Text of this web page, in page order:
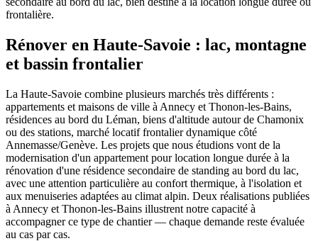
frontalière.
Rénover en Haute-Savoie : lac, montagne
et bassin frontalier
La Haute-Savoie combine plusieurs marchés très différents :
appartements et maisons de ville à Annecy et Thonon-les-Bains,
résidences au bord du Léman, biens d'altitude autour de Chamonix
ou des stations, marché locatif frontalier dynamique côté
Annemasse/Genève. Les projets que nous étudions vont de la
modernisation d'un appartement pour location longue durée à la
rénovation d'une résidence secondaire de standing au bord du lac,
avec une attention particulière au confort thermique, à l'isolation et
aux menuiseries adaptées au climat alpin. Deux réalisations publiées
à Annecy et Thonon-les-Bains illustrent notre capacité à
accompagner ce type de chantier — chaque demande reste évaluée
au cas par cas.